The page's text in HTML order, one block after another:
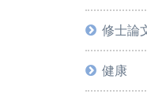
修士論
健康